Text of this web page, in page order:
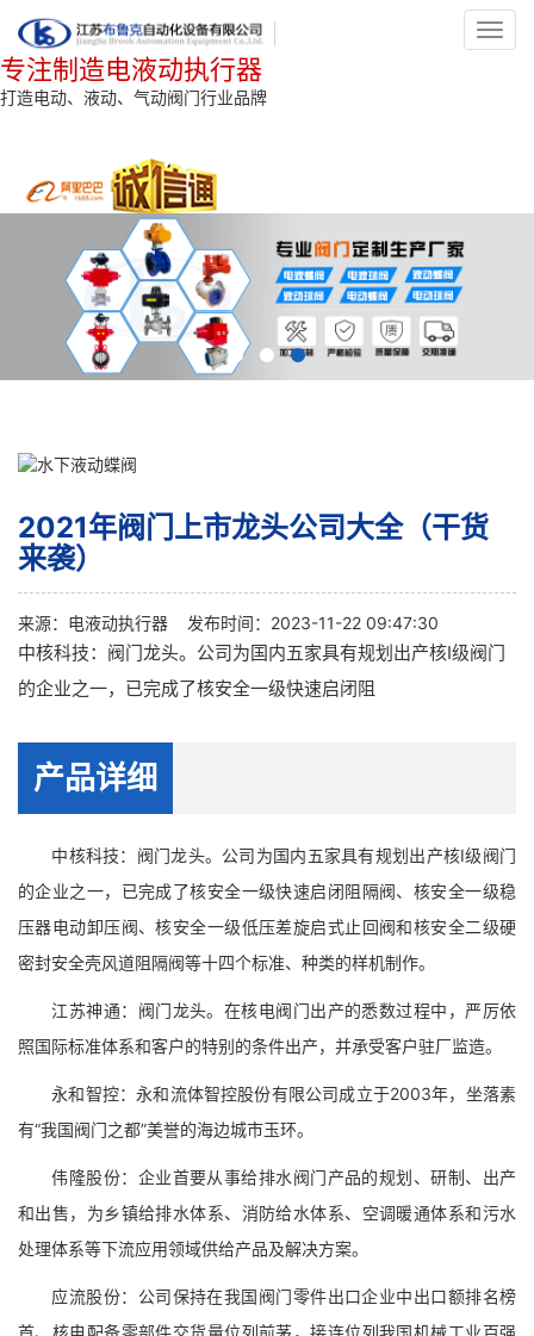
专注制造电液动执行器
打造电动、液动、气动阀门行业品牌
2021年阀门上市龙头公司大全（干货
来袭）
来源： 电液动执行器 发布时间：2023-11-22 09:47:30
中核科技：阀门龙头。公司为国内五家具有规划出产核I级阀门
的企业之一，已完成了核安全一级快速启闭阻
产品详细
中核科技：阀门龙头。公司为国内五家具有规划出产核I级阀门
的企业之一，已完成了核安全一级快速启闭阻隔阀、核安全一级稳
压器电动卸压阀、核安全一级低压差旋启式止回阀和核安全二级硬
密封安全壳风道阻隔阀等十四个标准、种类的样机制作。
江苏神通：阀门龙头。在核电阀门出产的悉数过程中，严厉依
照国际标准体系和客户的特别的条件出产，并承受客户驻厂监造。
永和智控：永和流体智控股份有限公司成立于2003年，坐落素
有“我国阀门之都”美誉的海边城市玉环。
伟隆股份：企业首要从事给排水阀门产品的规划、研制、出产
和出售，为乡镇给排水体系、消防给水体系、空调暖通体系和污水
处理体系等下流应用领域供给产品及解决方案。
应流股份：公司保持在我国阀门零件出口企业中出口额排名榜
首、核电配备零部件交货量位列前茅，接连位列我国机械工业百强